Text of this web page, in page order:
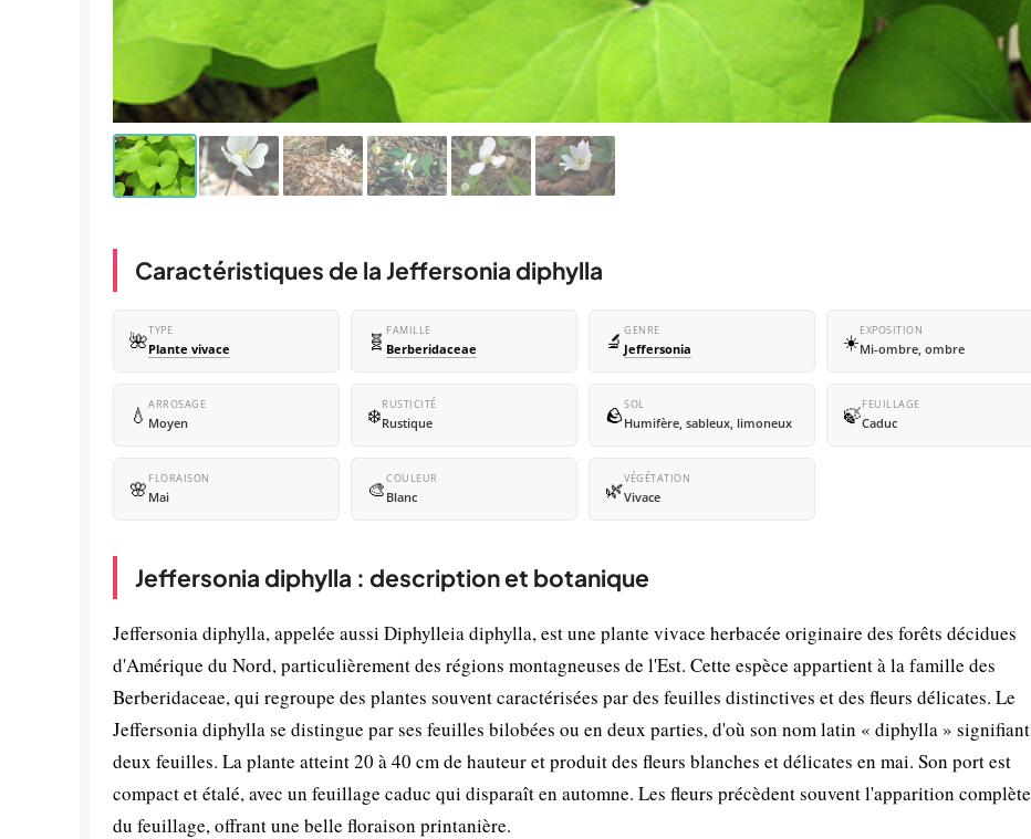
Caractéristiques de la Jeffersonia diphylla
🌺TYPE
Plante vivace 🧬 FAMILLE
Berberidaceae 🔬 GENRE
Jeffersonia ☀️EXPOSITION
Mi-ombre, ombre
💧 ARROSAGE
Moyen ❄️RUSTICITÉ
Rustique 🪨SOL
Humifère, sableux, limoneux 🍃FEUILLAGE
Caduc
🌸 FLORAISON
Mai 🎨COULEUR
Blanc 🌿VÉGÉTATION
Vivace
Jeffersonia diphylla : description et botanique
Jeffersonia diphylla, appelée aussi Diphylleia diphylla, est une plante vivace herbacée originaire des forêts décidues
d'Amérique du Nord, particulièrement des régions montagneuses de l'Est. Cette espèce appartient à la famille des
Berberidaceae, qui regroupe des plantes souvent caractérisées par des feuilles distinctives et des fleurs délicates. Le
Jeffersonia diphylla se distingue par ses feuilles bilobées ou en deux parties, d'où son nom latin « diphylla » signifiant
deux feuilles. La plante atteint 20 à 40 cm de hauteur et produit des fleurs blanches et délicates en mai. Son port est
compact et étalé, avec un feuillage caduc qui disparaît en automne. Les fleurs précèdent souvent l'apparition complète
du feuillage, offrant une belle floraison printanière.